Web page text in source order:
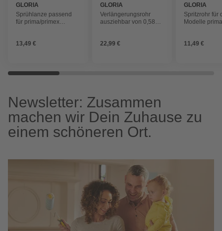
GLORIA
Sprühlanze passend
für prima/primex
Hohlkegeldüse
13,49 €
GLORIA
Verlängerungsrohr
ausziehbar von 0,58
prima-Serie, primex 5
22,99 €
GLORIA
Spritzrohr für
Modelle
11,49 €
Newsletter: Zusammen
machen wir Dein Zuhause zu
einem schöneren Ort.